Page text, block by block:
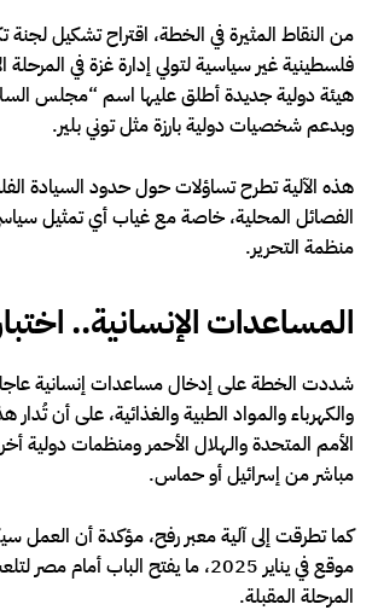
من النقاط المثيرة في الخطة، اقتراح تشكيل لجنة
فلسطينية غير سياسية لتولي إدارة غزة في المرحلة
هيئة دولية جديدة أطلق عليها اسم “مجلس
وبدعم شخصيات دولية بارزة مثل توني بلير.
هذه الآلية تطرح تساؤلات حول حدود السيادة
الفصائل المحلية، خاصة مع غياب أي تمثيل
منظمة التحرير.
المساعدات الإنسانية.. اختبار
شددت الخطة على إدخال مساعدات إنسانية
والكهرباء والمواد الطبية والغذائية، على أن تُدار
الأمم المتحدة والهلال الأحمر ومنظمات دولية
مباشر من إسرائيل أو حماس.
كما تطرقت إلى آلية معبر رفح، مؤكدة أن العمل
موقع في يناير 2025، ما يفتح الباب أمام
المرحلة المقبلة.